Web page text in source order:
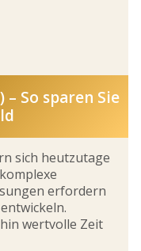
– So sparen Sie
sich heutzutage
erfordern
wertvolle Zeit